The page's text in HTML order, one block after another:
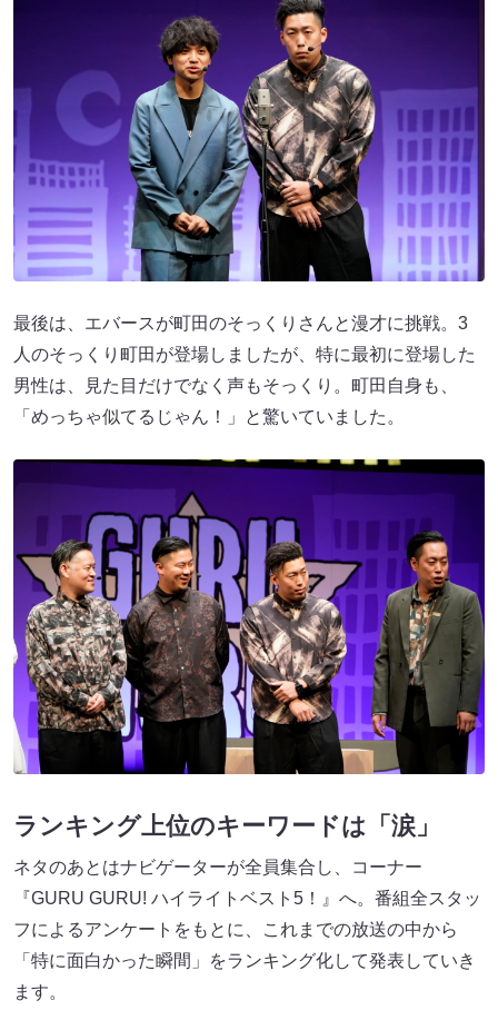
最後は、エバースが町田のそっくりさんと漫才に挑戦。3
人のそっくり町田が登場しましたが、特に最初に登場した
男性は、見た目だけでなく声もそっくり。町田自身も、
「めっちゃ似てるじゃん！」と驚いていました。
ランキング上位のキーワードは「涙」
ネタのあとはナビゲーターが全員集合し、コーナー
『GURU GURU! ハイライトベスト5！』へ。番組全スタッ
フによるアンケートをもとに、これまでの放送の中から
「特に面白かった瞬間」をランキング化して発表していき
ます。